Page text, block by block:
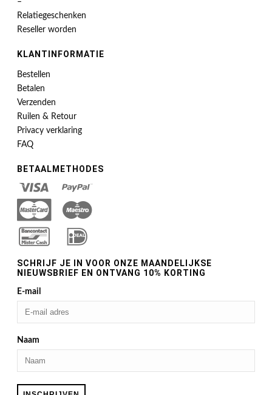
–
Relatiegeschenken
Reseller worden
KLANTINFORMATIE
Bestellen
Betalen
Verzenden
Ruilen & Retour
Privacy verklaring
FAQ
BETAALMETHODES
SCHRIJF JE IN VOOR ONZE MAANDELIJKSE
NIEUWSBRIEF EN ONTVANG 10% KORTING
E-mail
Naam